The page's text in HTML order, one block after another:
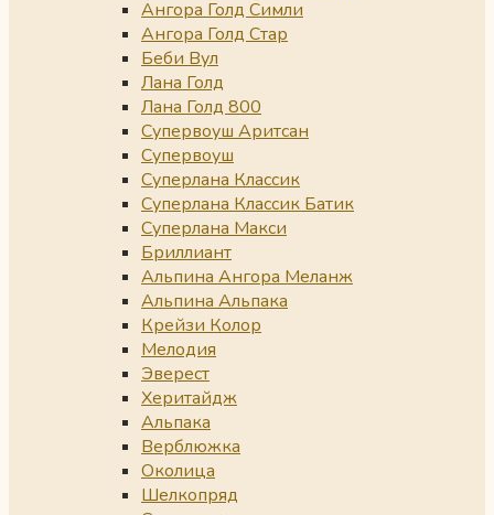
Ангора Голд Симли
Ангора Голд Стар
Беби Вул
Лана Голд
Лана Голд 800
Супервоуш Аритсан
Супервоуш
Суперлана Классик
Суперлана Классик Батик
Суперлана Макси
Бриллиант
Альпина Ангора Меланж
Альпина Альпака
Крейзи Колор
Мелодия
Эверест
Херитайдж
Альпака
Верблюжка
Околица
Шелкопряд